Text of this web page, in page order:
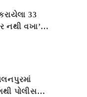
33
વખા’ના
પોલીસ